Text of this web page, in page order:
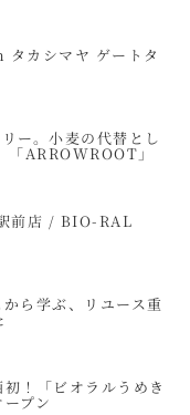
カシマヤ ゲートタ
ー。小麦の代替とし
「ARROWROOT」
前店 / BIO-RAL
ら学ぶ、リユース重
！「ビオラルうめき
プン